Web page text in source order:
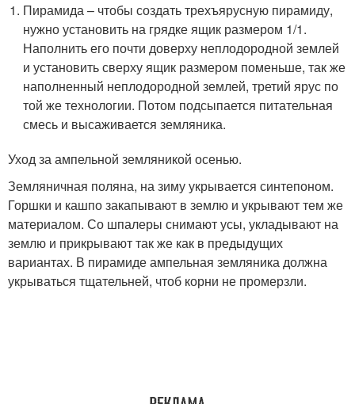
Пирамида – чтобы создать трехъярусную пирамиду,
нужно установить на грядке ящик размером 1/1.
Наполнить его почти доверху неплодородной землей
и установить сверху ящик размером поменьше, так же
наполненный неплодородной землей, третий ярус по
той же технологии. Потом подсыпается питательная
смесь и высаживается земляника.
Уход за ампельной земляникой осенью.
Земляничная поляна, на зиму укрывается синтепоном.
Горшки и кашпо закапывают в землю и укрывают тем же
материалом. Со шпалеры снимают усы, укладывают на
землю и прикрывают так же как в предыдущих
вариантах. В пирамиде ампельная земляника должна
укрываться тщательней, чтоб корни не промерзли.